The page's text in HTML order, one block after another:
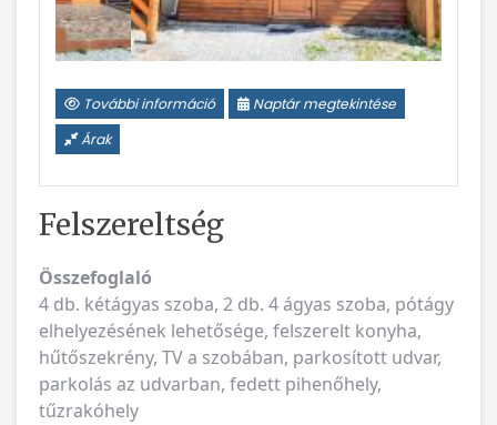
További információ
Naptár megtekintése
Árak
Felszereltség
Összefoglaló
4 db. kétágyas szoba, 2 db. 4 ágyas szoba, pótágy
elhelyezésének lehetősége, felszerelt konyha,
hűtőszekrény, TV a szobában, parkosított udvar,
parkolás az udvarban, fedett pihenőhely,
tűzrakóhely